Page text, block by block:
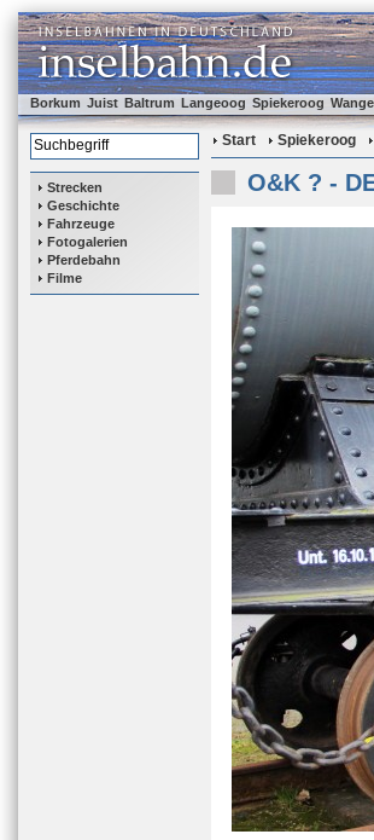
Borkum Juist Baltrum Langeoog Spiekeroog
Strecken
Geschichte
Fahrzeuge
Fotogalerien
Pferdebahn
Filme
Start Spiekeroog
O&K ? -